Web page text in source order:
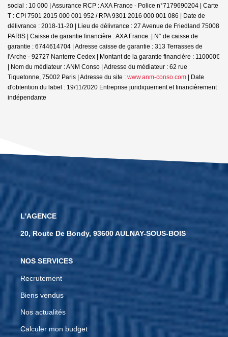
social : 10 000 | Assurance RCP : AXA France - Police n°7179690204 | Carte
T : CPI 7501 2015 000 001 952 / RPA 9301 2016 000 001 086 | Date de
délivrance : 2018-11-20 | Lieu de délivrance : 27 Avenue de Friedland 75008
PARIS | Caisse de garantie financière : AXA France. | N° de caisse de
garantie : 6744614704 | Adresse caisse de garantie : 313 Terrasses de
l'Arche - 92727 Nanterre Cedex | Montant de la garantie financière : 110000€
| Nom du médiateur : ANM Conso | Adresse du médiateur : 62 rue
Tiquetonne, 75002 Paris | Adresse du site : www.anm-conso.com | Date
d'obtention du label : 19/11/2020 Entreprise juridiquement et financièrement
indépendante
L'AGENCE
20, Route De Bondy, 93600 AULNAY-SOUS-BOIS
NOS SERVICES
Recrutement
Biens vendus
Nos actualités
Calculer mon budget